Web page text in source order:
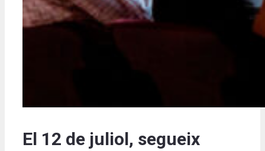
El 12 de juliol, segueix